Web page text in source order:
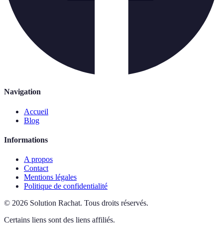
Navigation
Accueil
Blog
Informations
A propos
Contact
Mentions légales
Politique de confidentialité
© 2026 Solution Rachat. Tous droits réservés.
Certains liens sont des liens affiliés.